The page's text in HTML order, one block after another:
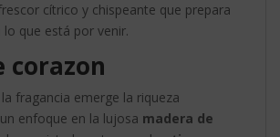
cítrico y chispeante que prepara
que está por venir.
corazon
fragancia emerge la riqueza
enfoque en la lujosa madera de